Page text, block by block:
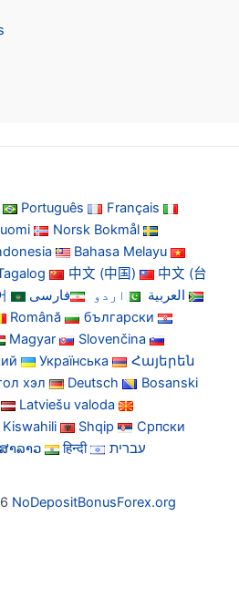
Português
Français
Norsk Bokmål
Bahasa Melayu
中文 (中国)
中文 (台
العربية اردو
فارسی
Română
български
Magyar
Slovenčina
Українська
Հայերեն
хэл Deutsch
Bosanski
Latviešu valoda
Kiswahili Shqip
Српски
າລາວ हिन्दी עברית
NoDepositBonusForex.org